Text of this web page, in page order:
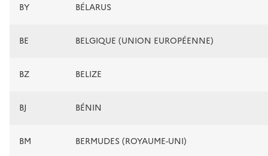
BY BÉLARUS
BE BELGIQUE (UNION EUROPÉENNE)
BZ BELIZE
BJ BÉNIN
BM BERMUDES (ROYAUME-UNI)